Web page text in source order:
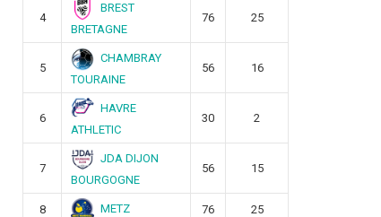
4
BREST
BRETAGNE
76 25
5
CHAMBRAY
TOURAINE
56 16
6
HAVRE
ATHLETIC
30 2
7
JDA DIJON
BOURGOGNE
56 15
8 METZ 76 25